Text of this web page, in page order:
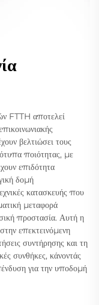
FTTH αποτελεί
βελτιώσει τους
ποιότητας, με
επιδότητα
δομή
κατασκευής που
μεταφορά
προστασία. Αυτή η
επεκτεινόμενη
συντήρησης και τη
συνθήκες, κάνοντάς
για την υποδομή